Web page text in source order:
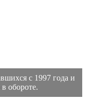
с 1997 года и
обороте.